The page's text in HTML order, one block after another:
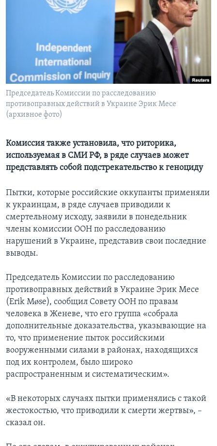
СОЦИАЛЬНЫЕ СЕТИ
Председатель Комиссии по расследованию
противоправных действий в Украине Эрик Месе
(архивное фото)
Комиссия также установила, что риторика,
используемая в СМИ РФ, в ряде случаев может
представлять собой подстрекательство к геноциду
Пытки, которые российские оккупанты применяли
к украинцам, в ряде случаев приводили к
смертельному исходу, заявили в понедельник
члены комиссии ООН по расследованию
нарушений в Украине, представив свои последние
выводы.
Председатель Комиссии по расследованию
противоправных действий в Украине Эрик Месе
(Erik Møse), сообщил Совету ООН по правам
человека в Женеве, что его группа «собрала
дополнительные доказательства, указывающие на
то, что применение пыток российскими
вооруженными силами в районах, находящихся
под их контролем, было широко
распространенным и систематическим».
«В некоторых случаях пытки применялись с такой
жестокостью, что приводили к смерти жертвы», –
сказал он.